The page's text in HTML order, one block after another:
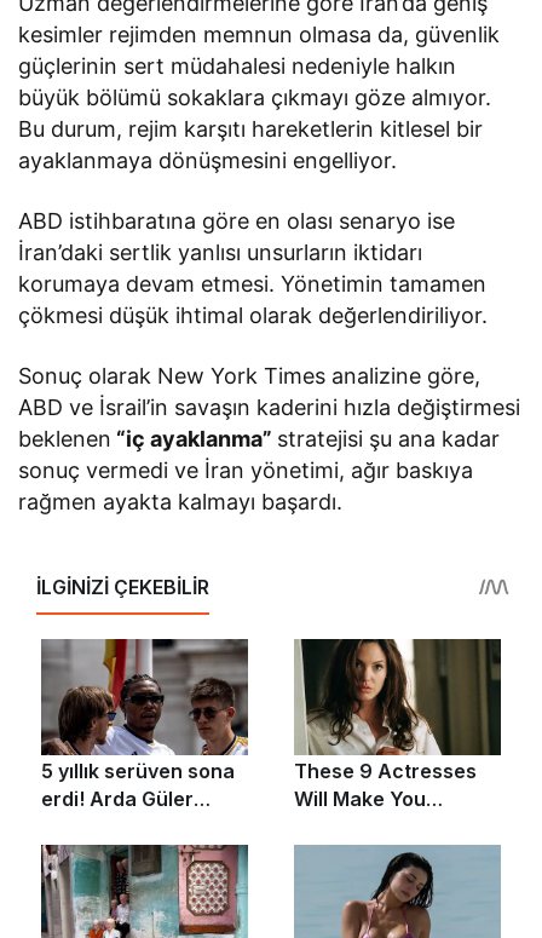
kesimler rejimden memnun olmasa da, güvenlik
güçlerinin sert müdahalesi nedeniyle halkın
büyük bölümü sokaklara çıkmayı göze almıyor.
Bu durum, rejim karşıtı hareketlerin kitlesel bir
ayaklanmaya dönüşmesini engelliyor.
ABD istihbaratına göre en olası senaryo ise
İran’daki sertlik yanlısı unsurların iktidarı
korumaya devam etmesi. Yönetimin tamamen
çökmesi düşük ihtimal olarak değerlendiriliyor.
Sonuç olarak New York Times analizine göre,
ABD ve İsrail’in savaşın kaderini hızla değiştirmesi
beklenen “iç ayaklanma” stratejisi şu ana kadar
sonuç vermedi ve İran yönetimi, ağır baskıya
rağmen ayakta kalmayı başardı.